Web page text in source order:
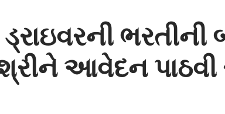
ભરતીની
આવેદન